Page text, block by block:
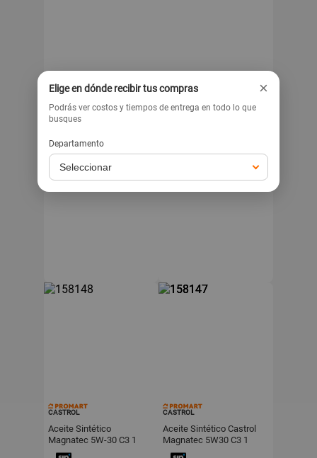
CASTROL
Castrol GTX 20W-50 1
Galon
s/144 s/69
CASTROL
Aceite Sintético
Magnatec 5W-30 C3 1
Litro
CASTROL
Aceite Sintético Castrol
Magnatec 5W30 C3 1
Galón
Elige en dónde recibir tus compras ×
Podrás ver costos y tiempos de entrega en todo lo que
busques
Departamento